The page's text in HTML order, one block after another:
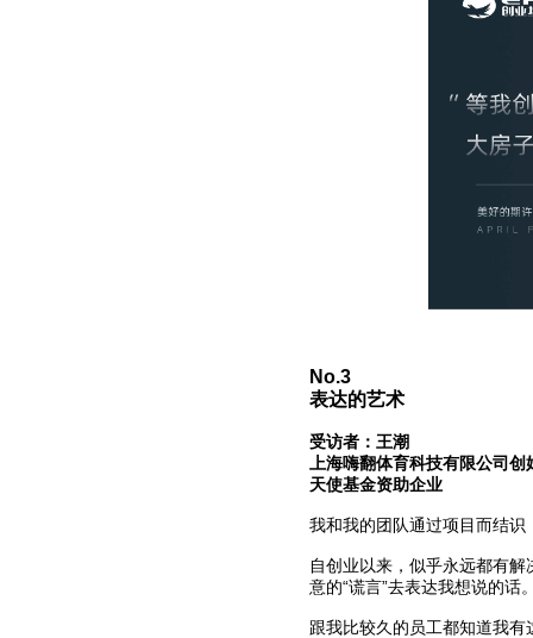
No.3
表达的艺术
受访者：王潮
上海嗨翻体育科技有限公司创
天使基金资助企业
我和我的团队通过项目而结
自创业以来，似乎永远都有
意的“谎言”去表达我想说的话
跟我比较久的员工都知道我